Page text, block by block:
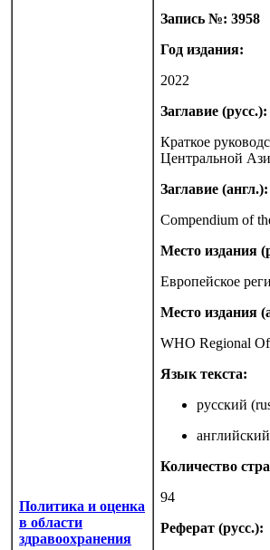
Политика и оценка
в области
здравоохранения
Запись №: 3958
Год издания:
2022
Заглавие (русс.):
Краткое
Центральной
Заглавие (англ.):
Compendium of
Место издания
Европейское
Место издания
WHO Regional
Язык текста:
русский
Количество
94
Реферат (русс.):